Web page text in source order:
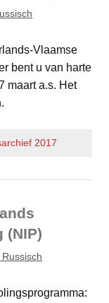
Vlaamse
bent u van harte
maart a.s. Het
2017
(NIP)